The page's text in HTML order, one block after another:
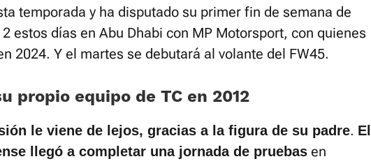
temporada y ha disputado su primer fin de semana de
estos días en Abu Dhabi con MP Motorsport, con quienes
2024. Y el martes se debutará al volante del FW45.
propio equipo de TC en 2012
le viene de lejos, gracias a la figura de su padre. El
llegó a completar una jornada de pruebas en